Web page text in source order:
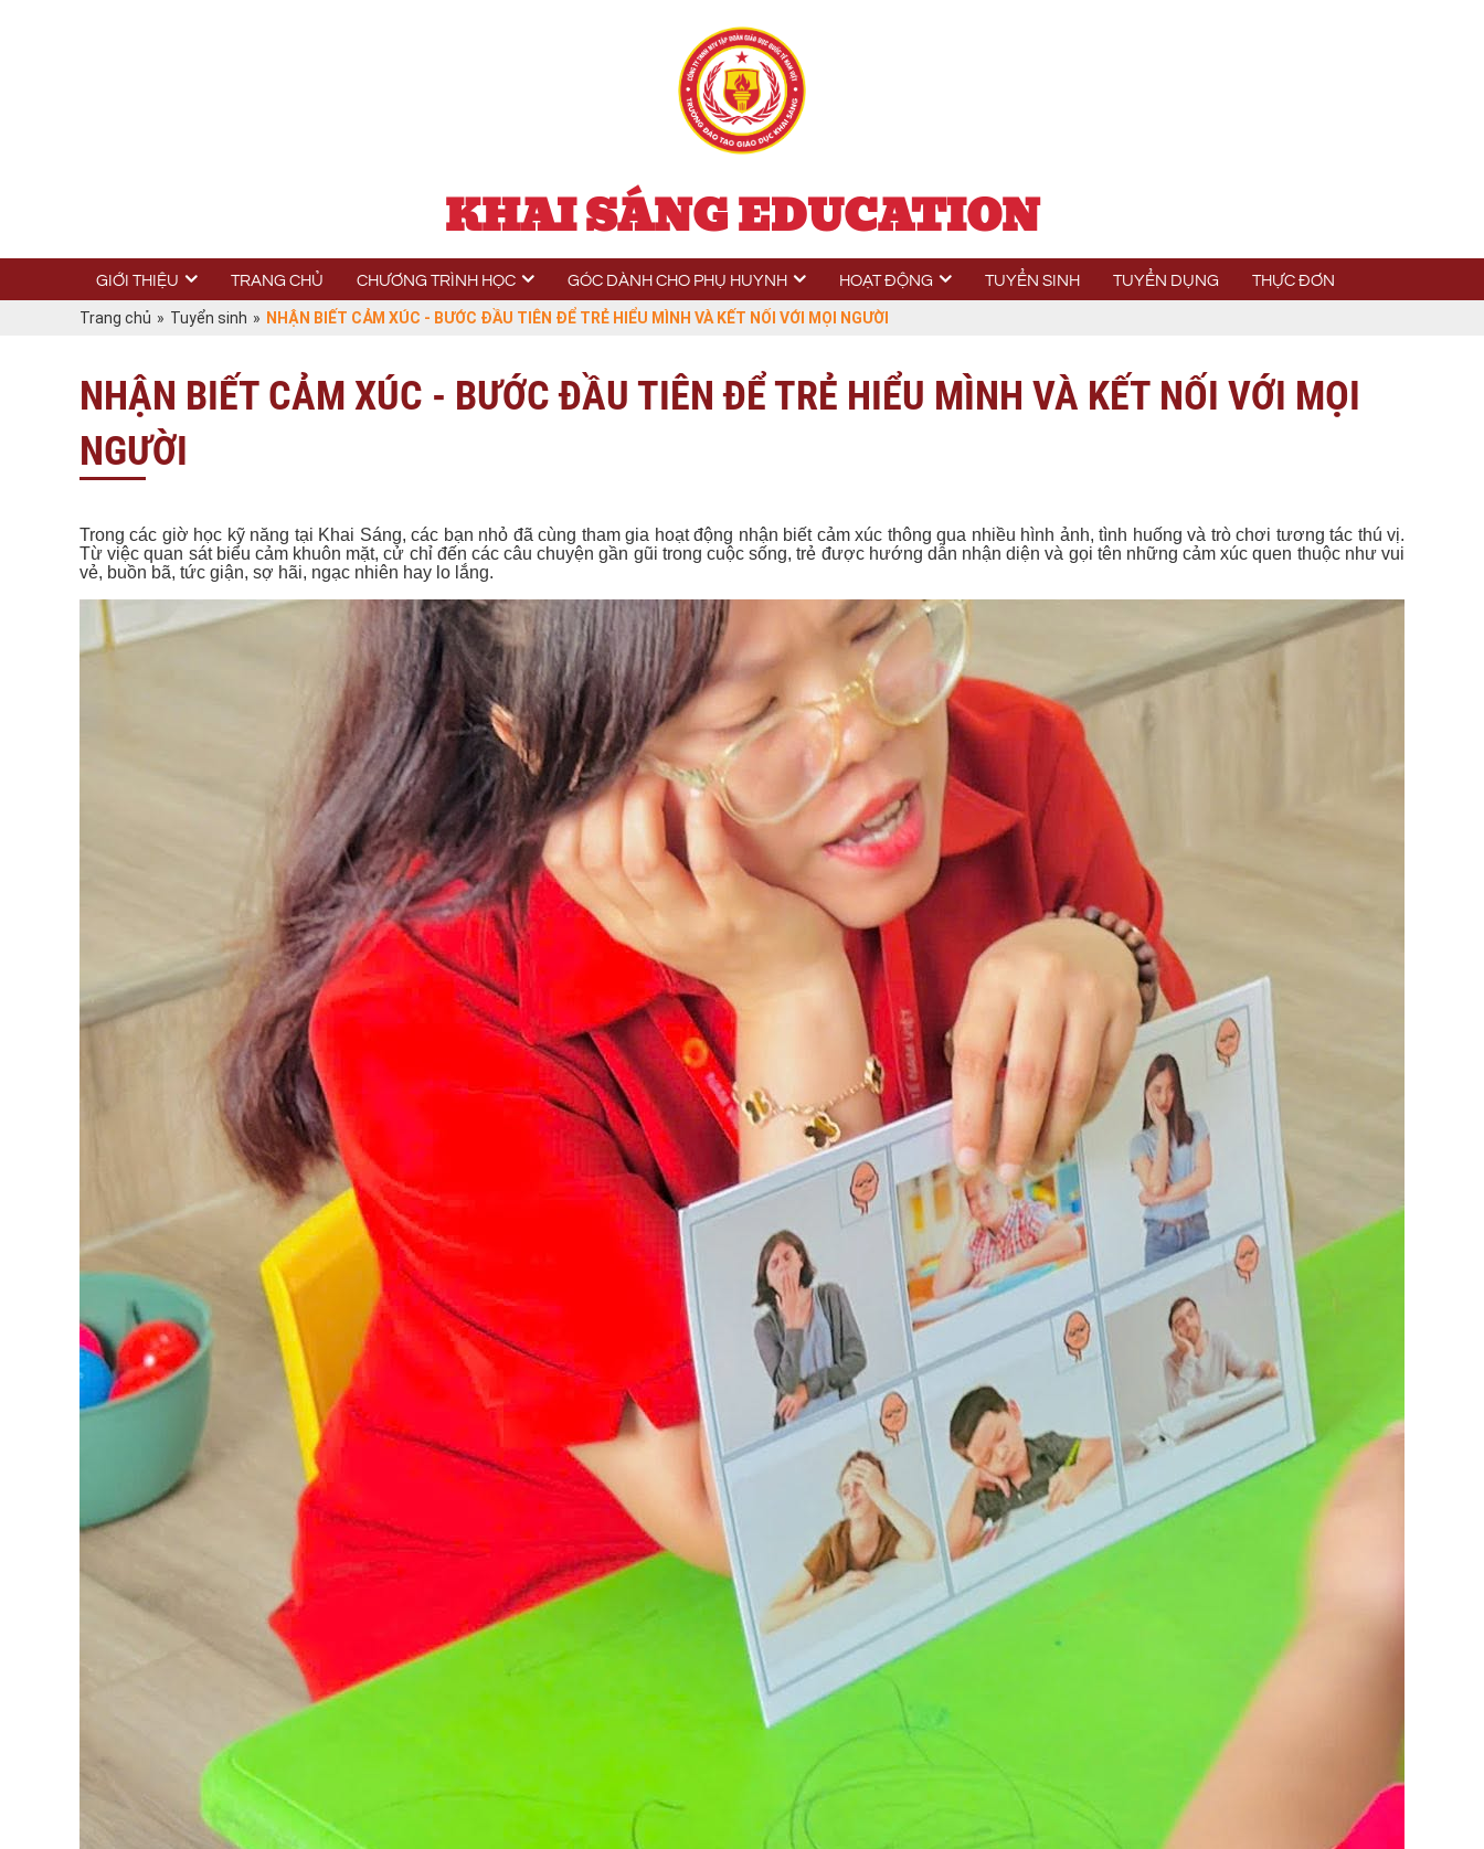
KHAI SÁNG EDUCATION
GIỚI THIỆU TRANG CHỦ CHƯƠNG TRÌNH HỌC GÓC DÀNH CHO PHỤ HUYNH HOẠT ĐỘNG TUYỂN SINH TUYỂN DỤNG THỰC ĐƠN
Trang chủ » Tuyển sinh » NHẬN BIẾT CẢM XÚC - BƯỚC ĐẦU TIÊN ĐỂ TRẺ HIỂU MÌNH VÀ KẾT NỐI VỚI MỌI NGƯỜI
NHẬN BIẾT CẢM XÚC - BƯỚC ĐẦU TIÊN ĐỂ TRẺ HIỂU MÌNH VÀ KẾT NỐI VỚI MỌI
NGƯỜI
Trong các giờ học kỹ năng tại Khai Sáng, các bạn nhỏ đã cùng tham gia hoạt động nhận biết cảm xúc thông qua nhiều hình ảnh, tình huống và trò chơi tương tác thú vị.
Từ việc quan sát biểu cảm khuôn mặt, cử chỉ đến các câu chuyện gần gũi trong cuộc sống, trẻ được hướng dẫn nhận diện và gọi tên những cảm xúc quen thuộc như vui
vẻ, buồn bã, tức giận, sợ hãi, ngạc nhiên hay lo lắng.